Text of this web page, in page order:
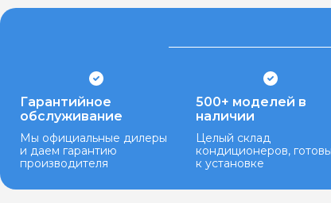
Гарантийное
обслуживание
Мы официальные дилеры
и даем гарантию
производителя
500+ моделей в
наличии
Целый склад
кондиционеров,
к установке